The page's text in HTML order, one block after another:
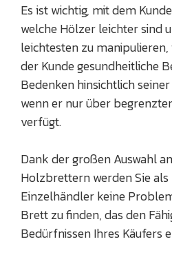
Es ist wichtig, mit dem
welche Hölzer leichter sind
leichtesten zu
der Kunde gesundheitliche
Bedenken hinsichtlich
wenn er nur über
verfügt.
Dank der großen Auswahl
Holzbrettern werden Sie
Einzelhändler keine
Brett zu finden, das den
Bedürfnissen Ihres Käufers